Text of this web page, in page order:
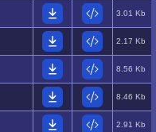
3.01 Kb
2.17 Kb
8.56 Kb
8.46 Kb
2.91 Kb